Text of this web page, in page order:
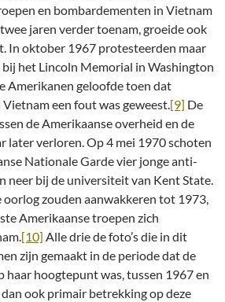
en bombardementen in Vietnam
jaren verder toenam, groeide ook
In oktober 1967 protesteerden maar
het Lincoln Memorial in Washington
Amerikanen geloofde toen dat
een fout was geweest.[9] De
de Amerikaanse overheid en de
later verloren. Op 4 mei 1970 schoten
Nationale Garde vier jonge anti-
neer bij de universiteit van Kent State.
oorlog zouden aanwakkeren tot 1973,
Amerikaanse troepen zich
[10] Alle drie de foto’s die in dit
zijn gemaakt in de periode dat de
hoogtepunt was, tussen 1967 en
ook primair betrekking op deze